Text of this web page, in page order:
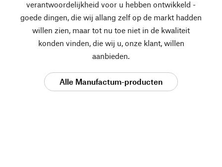
verantwoordelijkheid voor u hebben ontwikkeld -
goede dingen, die wij allang zelf op de markt hadden
willen zien, maar tot nu toe niet in de kwaliteit
konden vinden, die wij u, onze klant, willen
aanbieden.
Alle Manufactum-producten